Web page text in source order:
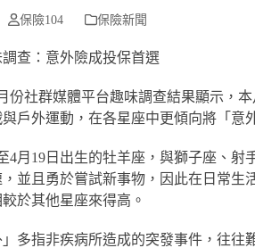
保險104 保險新聞
查：意外險成投保首選
份社群媒體平台趣味調查結果顯示，
戶外運動，在各星座中更傾向將「意
4月19日出生的牡羊座，與獅子座、
並且勇於嘗試新事物，因此在日常生
於其他星座來得高。
多指非疾病所造成的突發事件，往往